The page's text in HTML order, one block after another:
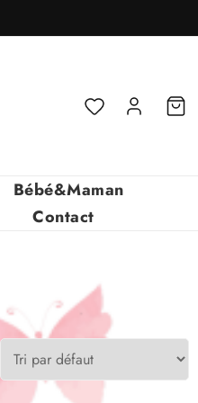
Bébé&Maman
Contact